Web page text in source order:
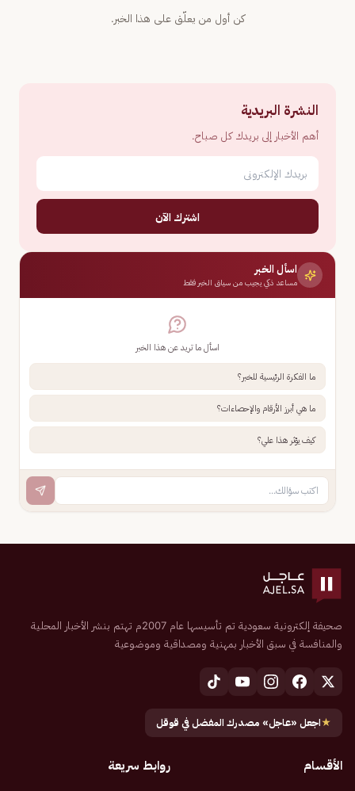
كن أول من يعلّق على هذا الخبر.
النشرة البريدية
أهم الأخبار إلى بريدك كل صباح.
اشترك الآن
اسأل الخبر
مساعد ذكي يجيب من سياق الخبر فقط
اسأل ما تريد عن هذا الخبر
ما الفكرة الرئيسية للخبر؟
ما هي أبرز الأرقام والإحصاءات؟
كيف يؤثر هذا علي؟
صحيفة إلكترونية سعودية تم تأسيسها عام 2007م تهتم بنشر الأخبار المحلية
والمنافسة في سبق الأخبار بمهنية ومصداقية وموضوعية
★اجعل «عاجل» مصدرك المفضل في قوقل
الأقسام روابط سريعة